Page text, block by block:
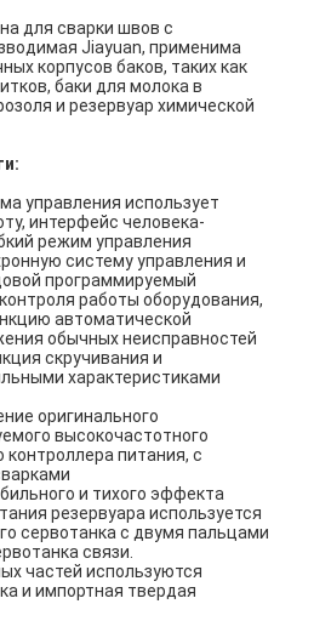
для сварки швов с
Jiayuan, применима
корпусов баков, таких как
баки для молока в
и резервуар химической
управления использует
интерфейс человека-
режим управления
систему управления и
программируемый
работы оборудования,
автоматической
обычных неисправностей
скручивания и
характеристиками
оригинального
высокочастотного
контроллера питания, с
и тихого эффекта
резервуара используется
сервотанка с двумя пальцами
связи.
частей используются
и импортная твердая